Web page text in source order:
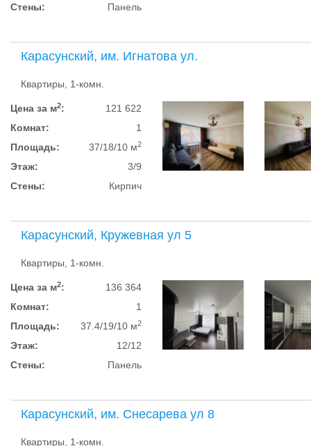
Стены:
Панель
Карасунский, им. Игнатова ул.
Квартиры, 1-комн.
Цена за м2:
121 622
Комнат:
1
Площадь:
37/18/10 м2
Этаж:
3/9
Стены:
Кирпич
Карасунский, Кружевная ул 5
Квартиры, 1-комн.
Цена за м2:
136 364
Комнат:
1
Площадь:
37.4/19/10 м2
Этаж:
12/12
Стены:
Панель
Карасунский, им. Снесарева ул 8
Квартиры, 1-комн.